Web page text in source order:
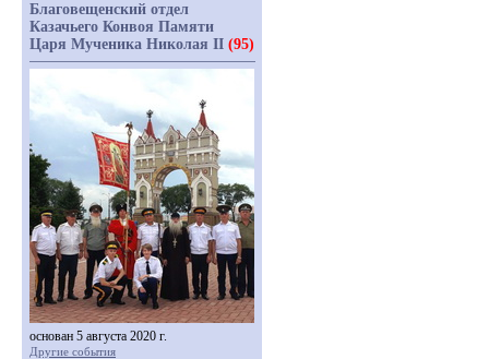
Благовещенский отдел
Казачьего Конвоя Памяти
Царя Мученика Николая II (95)
основан 5 августа 2020 г.
Другие события